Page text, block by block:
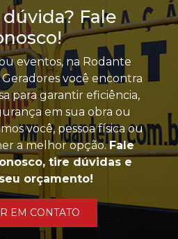
Fale
eventos, na Rodante
Geradores você encontra
para garantir eficiência,
em sua obra ou
você, pessoa física ou
a melhor opção.Fale
tire dúvidas e
orçamento!
EM CONTATO